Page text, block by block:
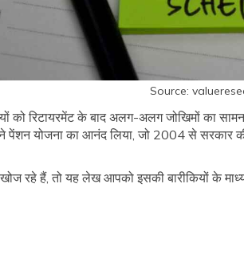
Source:
को रिटायरमेंट के बाद अलग-अलग जोखिमों का
ने पेंशन योजना का आनंद लिया, जो 2004 से
रहे हैं, तो यह लेख आपको इसकी बारीकियों के